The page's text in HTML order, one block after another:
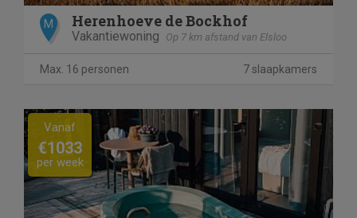
M Herenhoeve de Bockhof
Vakantiewoning Op 7 km afstand van Elsloo
Max. 16 personen 7 slaapkamers
Previous Next
Vanaf
€1033
per week